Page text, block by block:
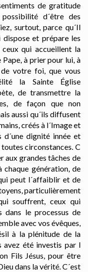
de gratitude
d´être des
surtout, parce qu´Il
dispose et prépare les
qui accueillent la
à prier pour lui, à
votre foi, que vous
la Sainte Église
de transmettre la
de façon que non
aussi qu´ils diffusent
créés à l´Image et
dignité innée et
circonstances. C
aux grandes tâches de
génération, de
peut l´affaiblir et de
particulièrement
souffrent, ceux qui
dans le processus de
avec vos évêques,
à la plénitude de la
avez été investis par l
Fils Jésus, pour être
dans la vérité. C´est